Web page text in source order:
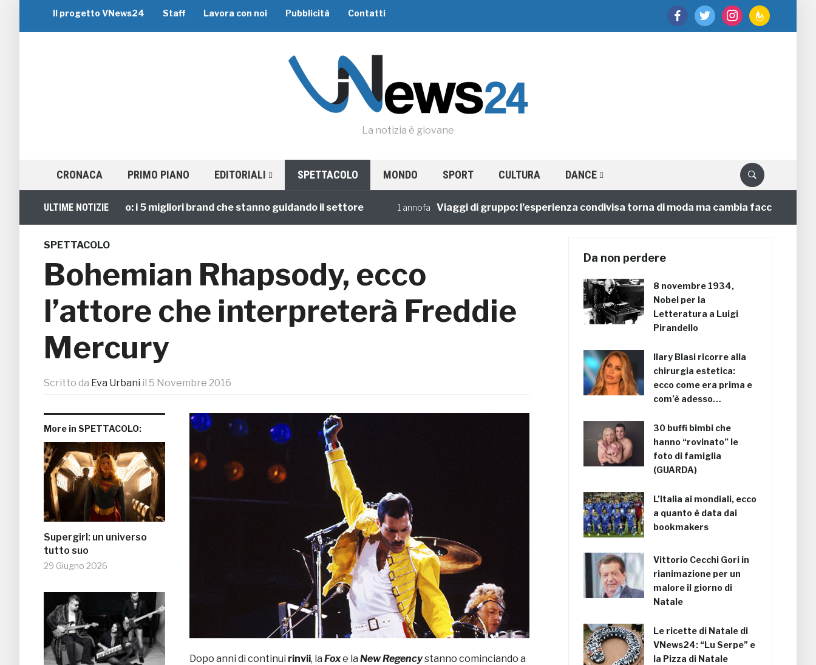
facebooktwitter instagramfeedburner
Il progetto VNews24 Staff Lavora con noi Pubblicità Contatti
La notizia è giovane
CRONACA PRIMO PIANO EDITORIALI SPETTACOLO MONDO SPORT CULTURA DANCE
ULTIME NOTIZIE
Viaggi di Gruppo: i 5 migliori brand che stanno guidando il settore 1 annofa Viaggi di gruppo: l’esperienza condivisa torna di moda ma cambia faccia
SPETTACOLO
Bohemian Rhapsody, ecco
l’attore che interpreterà Freddie
Mercury
Scritto da Eva Urbani il 5 Novembre 2016
More in SPETTACOLO:
Supergirl: un universo
tutto suo
29 Giugno 2026
Dopo anni di continui rinvii, la Foxe la New Regencystanno cominciando a
Da non perdere
8 novembre 1934,
Nobel per la
Letteratura a Luigi
Pirandello
Ilary Blasi ricorre alla
chirurgia estetica:
ecco come era prima e
com’è adesso…
30 buffi bimbi che
hanno “rovinato” le
foto di famiglia
(GUARDA)
L’Italia ai mondiali, ecco
a quanto è data dai
bookmakers
Vittorio Cecchi Gori in
rianimazione per un
malore il giorno di
Natale
Le ricette di Natale di
VNews24: “Lu Serpe” e
la Pizza di Natale